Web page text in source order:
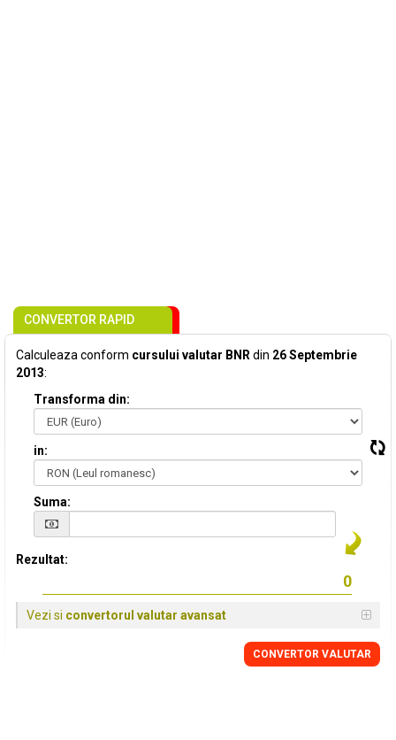
CONVERTOR RAPID
Calculeaza conform cursului valutar BNR din 26 Septembrie
2013:
Transforma din:
in:
Suma:
Rezultat:
Vezi si convertorul valutar avansat
CONVERTOR VALUTAR